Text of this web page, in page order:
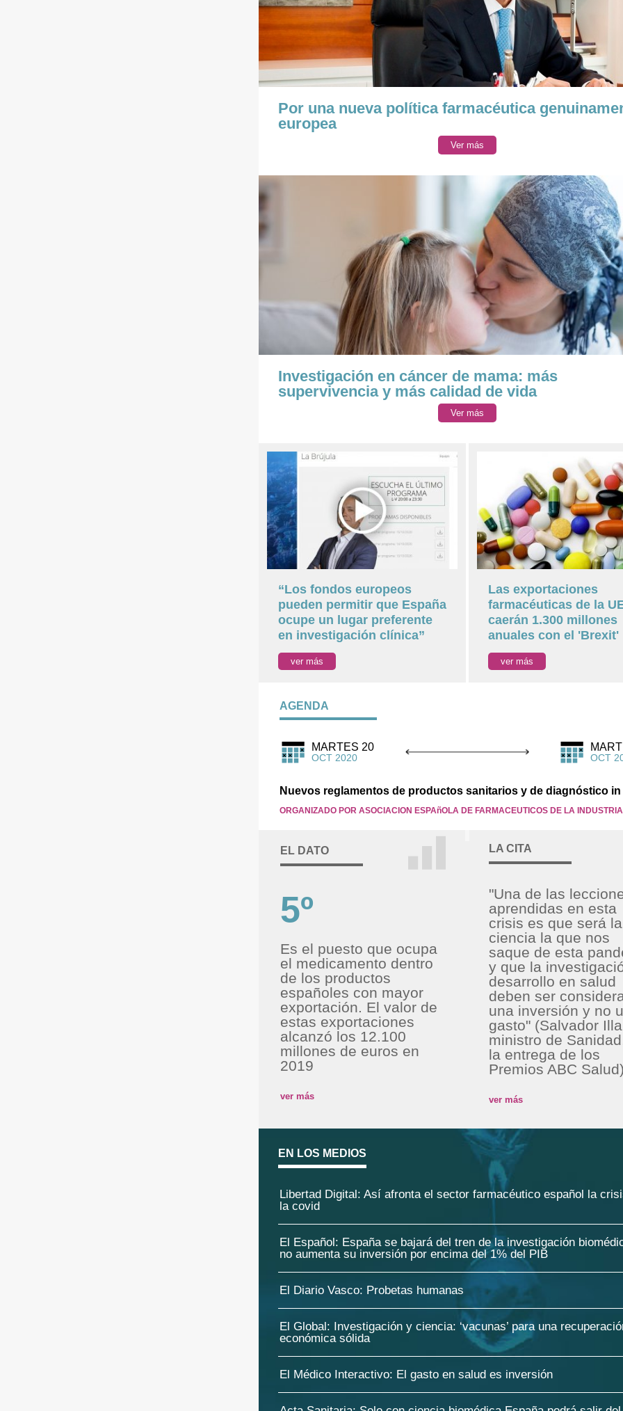
Por una nueva política farmacéutica
europea
Ver más
Investigación en cáncer de mama: más
supervivencia y más calidad de vida
Ver más
“Los fondos europeos
pueden permitir que España
ocupe un lugar preferente
en investigación clínica”
ver más
Las exportaciones
farmacéuticas de la
caerán 1.300 millones
anuales con el 'Brexit'
ver más
AGENDA
MARTES 20
OCT 2020 OCT
Nuevos reglamentos de productos sanitarios y de diagnóstico
ORGANIZADO POR ASOCIACION ESPAñOLA DE FARMACEUTICOS DE LA
EL DATO
5º
Es el puesto que ocupa
el medicamento dentro
de los productos
españoles con mayor
exportación. El valor de
estas exportaciones
alcanzó los 12.100
millones de euros en
2019
ver más
LA CITA
"Una de las
aprendidas en esta
crisis es que será la
ciencia la que nos
saque de esta
y que la
desarrollo en salud
deben ser
una inversión y no
gasto" (Salvador
ministro de
la entrega de los
Premios ABC
ver más
EN LOS MEDIOS
Libertad Digital: Así afronta el sector farmacéutico español la
la covid
El Español: España se bajará del tren de la investigación
no aumenta su inversión por encima del 1% del PIB
El Diario Vasco: Probetas humanas
El Global: Investigación y ciencia: ‘vacunas’ para una
económica sólida
El Médico Interactivo: El gasto en salud es inversión